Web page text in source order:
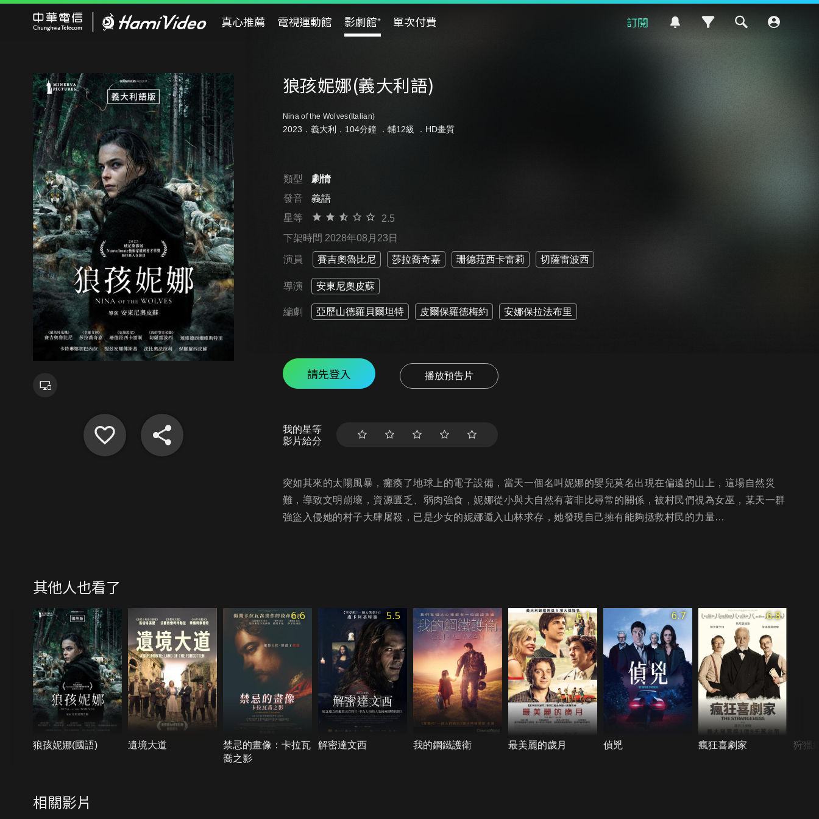
真心推薦 電視運動館 影劇館⁺ 單次付費 訂閱
狼孩妮娜(義大利語)
Nina of the Wolves(Italian)
2023．義大利．104分鐘 ． 輔12級 ．HD畫質
類型
劇情
發音
義語
星等
2.5
下架時間 2028年08月23日
演員 賽吉奧魯比尼 莎拉喬奇嘉 珊德菈西卡雷莉 切薩雷波西
導演 安東尼奧皮蘇
編劇 亞歷山德羅貝爾坦特 皮爾保羅德梅約 安娜保拉法布里
請先登入 播放預告片
我的星等
影片給分
突如其來的太陽風暴，癱瘓了地球上的電子設備，當天一個名叫妮娜的嬰兒莫名出現在偏遠的山上，這場自然災
難，導致文明崩壞，資源匱乏、弱肉強食，妮娜從小與大自然有著非比尋常的關係，被村民們視為女巫，某天一群
強盜入侵她的村子大肆屠殺，已是少女的妮娜遁入山林求存，她發現自己擁有能夠拯救村民的力量…
其他人也看了
狼孩妮娜(國語) 遺境大道
6.6
禁忌的畫像：卡拉瓦
喬之影
5.5
解密達文西 我的鋼鐵護衛
6.1
最美麗的歲月
6.7
偵兇
6.8
瘋狂喜劇家 狩獵
相關影片